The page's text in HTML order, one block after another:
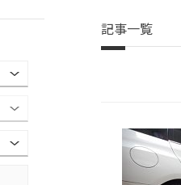
記事一覧